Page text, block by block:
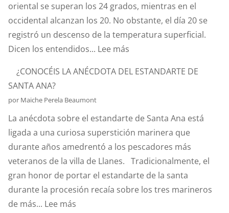
oriental se superan los 24 grados, mientras en el
occidental alcanzan los 20. No obstante, el día 20 se
registró un descenso de la temperatura superficial.
Dicen los entendidos... Lee más:
QUÉ
EFECTO
“CORIOLIS”?
¿CONOCÉIS LA ANÉCDOTA DEL ESTANDARTE DE
SANTA ANA?
por Maiche Perela Beaumont
La anécdota sobre el estandarte de Santa Ana está
ligada a una curiosa superstición marinera que
durante años amedrentó a los pescadores más
veteranos de la villa de Llanes. Tradicionalmente, el
gran honor de portar el estandarte de la santa
durante la procesión recaía sobre los tres marineros
de más... Lee más: